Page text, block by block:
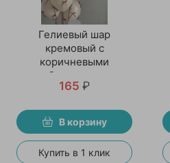
Гелиевый шар
кремовый с
коричневыми
бантиками
165 ₽
В корзину
Купить в 1 клик